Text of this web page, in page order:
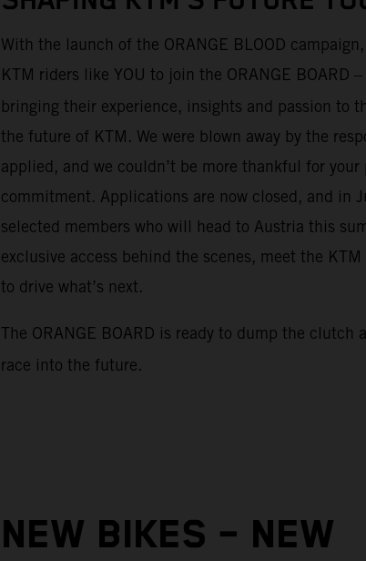
With the launch of the ORANGE BLOOD
KTM riders like YOU to join the ORANGE BOARD
bringing their experience, insights and passion to
the future of KTM. We were blown away by the
applied, and we couldn’t be more thankful for your
commitment. Applications are now closed, and in
selected members who will head to Austria this
exclusive access behind the scenes, meet the
to drive what’s next.
The ORANGE BOARD is ready to dump the clutch
race into the future.
NEW BIKES – NEW